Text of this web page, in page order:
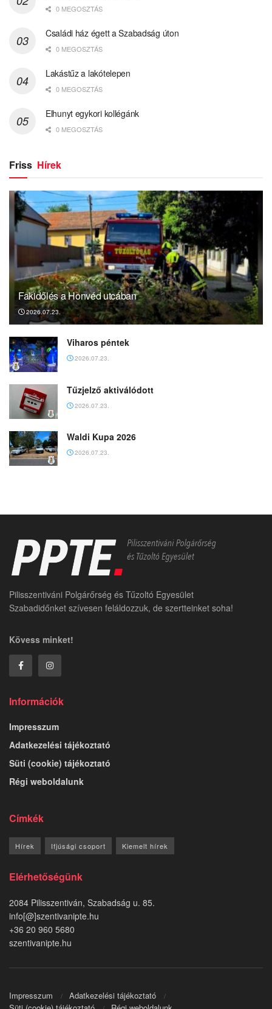
0 MEGOSZTÁS
Családi ház égett a Szabadság úton
0 MEGOSZTÁS
Lakástűz a lakótelepen
0 MEGOSZTÁS
Elhunyt egykori kollégánk
0 MEGOSZTÁS
Friss Hírek
Fakidőlés a Honvéd utcában
2026.07.23.
Viharos péntek
2026.07.23.
Tűzjelző aktiválódott
2026.07.23.
Waldi Kupa 2026
2026.07.23.
Pilisszentiváni Polgárőrség és Tűzoltó Egyesület
Szabadidőnket szívesen feláldozzuk, de szertteinket soha!
Kövess minket!
Információk
Impresszum
Adatkezelési tájékoztató
Süti (cookie) tájékoztató
Régi weboldalunk
Címkék
Hírek Ifjúsági csoport Kiemelt hírek
Elérhetőségünk
2084 Pilisszentiván, Szabadság u. 85.
info[@]szentivanipte.hu
+36 20 960 5680
szentivanipte.hu
Impresszum
Adatkezelési tájékoztató